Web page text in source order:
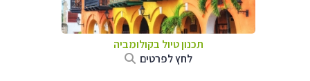
תכנון טיול בקולומביה
לחץ לפרטים